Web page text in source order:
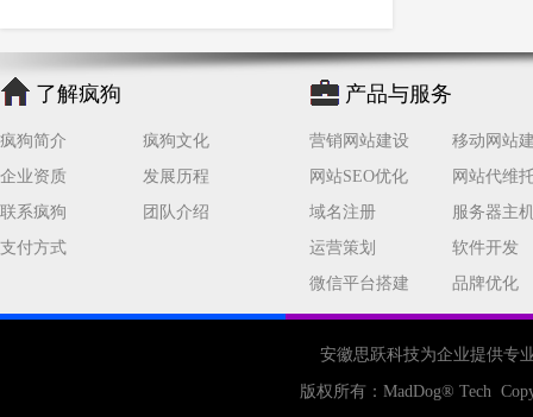
企业网站建设 效果 页面
网络营销 因素 网络公司
网站流量
百度优化 网站收录
网站seo 专业
了解疯狗
疯狗简介
疯狗文化
企业资质
发展历程
联系疯狗
团队介绍
支付方式
产品与服务
营销网站建设
移动网站
网站SEO优化
网站代维
域名注册
服务器主
运营策划
软件开发
微信平台搭建
品牌优化
安徽思跃科技为企业提供专
版权所有： MadDog® Tech